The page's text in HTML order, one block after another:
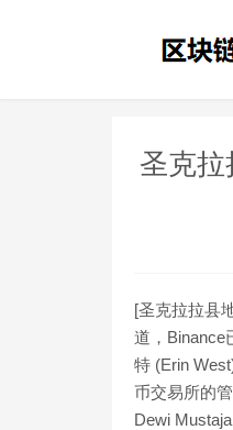
圣克
[圣克拉拉县
道，Binance
特 (Erin
币交易所的
Dewi